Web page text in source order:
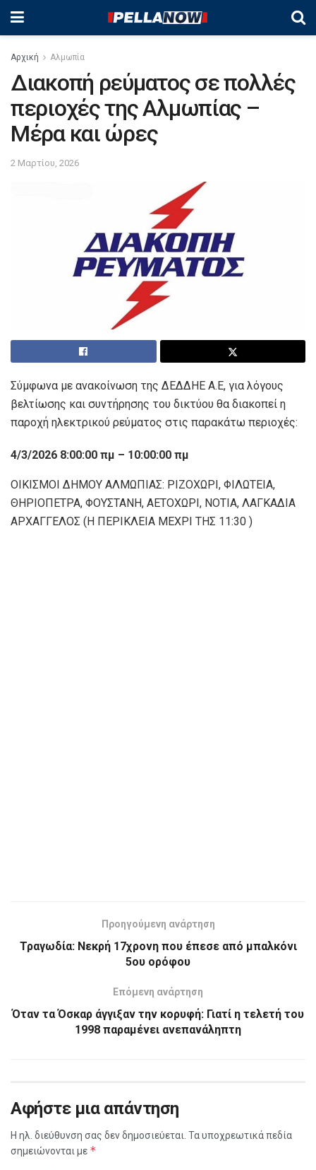
Αρχική Αλμωπία
Διακοπή ρεύματος σε πολλές
περιοχές της Αλμωπίας –
Μέρα και ώρες
2 Μαρτίου, 2026
Σύμφωνα με ανακοίνωση της ΔΕΔΔΗΕ Α.Ε, για λόγους
βελτίωσης και συντήρησης του δικτύου θα διακοπεί η
παροχή ηλεκτρικού ρεύματος στις παρακάτω περιοχές:
4/3/2026 8:00:00 πμ – 10:00:00 πμ
ΟΙΚΙΣΜΟΙ ΔΗΜΟΥ ΑΛΜΩΠΙΑΣ: ΡΙΖΟΧΩΡΙ, ΦΙΛΩΤΕΙΑ,
ΘΗΡΙΟΠΕΤΡΑ, ΦΟΥΣΤΑΝΗ, ΑΕΤΟΧΩΡΙ, ΝΟΤΙΑ, ΛΑΓΚΑΔΙΑ
ΑΡΧΑΓΓΕΛΟΣ (Η ΠΕΡΙΚΛΕΙΑ ΜΕΧΡΙ ΤΗΣ 11:30 )
Προηγούμενη ανάρτηση
Τραγωδία: Νεκρή 17χρονη που έπεσε από μπαλκόνι
5ου ορόφου
Επόμενη ανάρτηση
Όταν τα Όσκαρ άγγιξαν την κορυφή: Γιατί η τελετή του
1998 παραμένει ανεπανάληπτη
Αφήστε μια απάντηση
Η ηλ. διεύθυνση σας δεν δημοσιεύεται. Τα υποχρεωτικά πεδία
σημειώνονται με *